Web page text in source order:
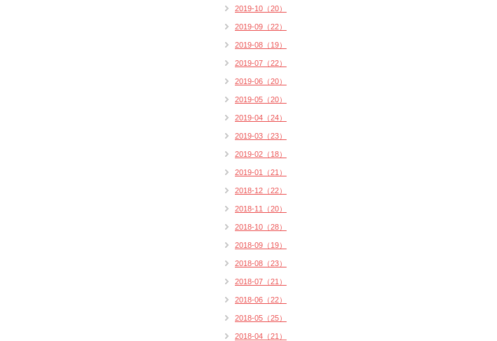
2019-10（20）
2019-09（22）
2019-08（19）
2019-07（22）
2019-06（20）
2019-05（20）
2019-04（24）
2019-03（23）
2019-02（18）
2019-01（21）
2018-12（22）
2018-11（20）
2018-10（28）
2018-09（19）
2018-08（23）
2018-07（21）
2018-06（22）
2018-05（25）
2018-04（21）